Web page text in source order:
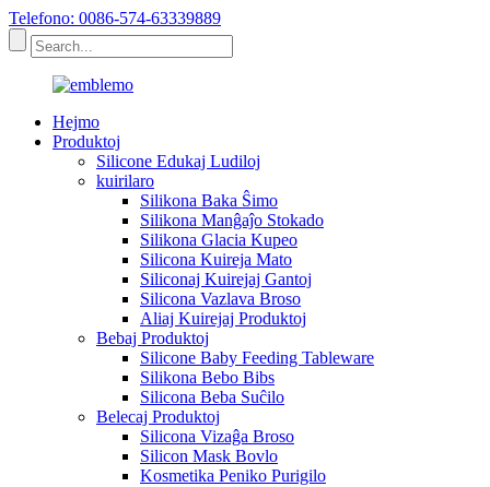
Telefono: 0086-574-63339889
Hejmo
Produktoj
Silicone Edukaj Ludiloj
kuirilaro
Silikona Baka Ŝimo
Silikona Manĝaĵo Stokado
Silikona Glacia Kupeo
Silicona Kuireja Mato
Siliconaj Kuirejaj Gantoj
Silicona Vazlava Broso
Aliaj Kuirejaj Produktoj
Bebaj Produktoj
Silicone Baby Feeding Tableware
Silikona Bebo Bibs
Silicona Beba Suĉilo
Belecaj Produktoj
Silicona Vizaĝa Broso
Silicon Mask Bovlo
Kosmetika Peniko Purigilo